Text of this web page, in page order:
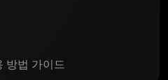
방법 가이드